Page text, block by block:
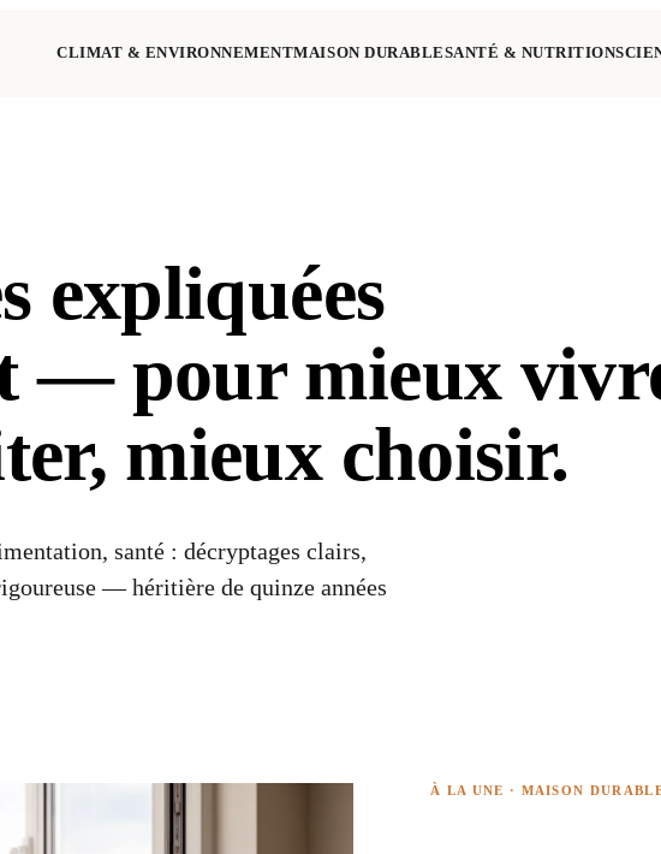
CLIMAT & ENVIRONNEMENTMAISON DURABLESANTÉ & NUTRITION
expliquées
— pour mieux
mieux choisir.
santé : décryptages clairs,
— héritière de quinze années
À LA UNE · MAISON